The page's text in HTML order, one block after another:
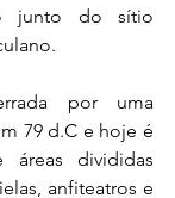
junto do sítio
por uma
79 d.C e hoje é
áreas divididas
anfiteatros e